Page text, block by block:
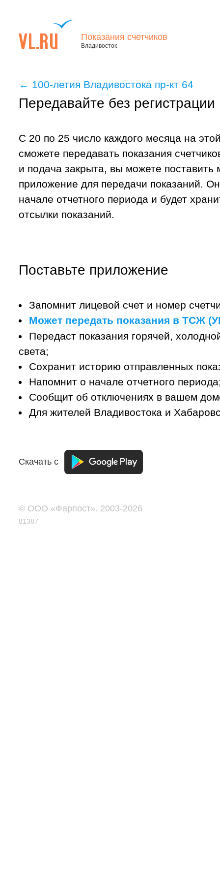
Показания счетчиков
Владивосток
← 100-летия Владивостока пр-кт 64
Передавайте без регистрации
С 20 по 25 число каждого месяца на
сможете передавать показания
и подача закрыта, вы можете поставить
приложение для передачи показаний.
начале отчетного периода и будет
отсылки показаний.
Поставьте приложение
Запомнит лицевой счет и номер
Может передать показания в ТСЖ
Передаст показания горячей,
света;
Сохранит историю отправленных
Напомнит о начале отчетного
Сообщит об отключениях в вашем
Для жителей Владивостока и
Скачать с
© ООО «Фарпост». 2003-2026
81387